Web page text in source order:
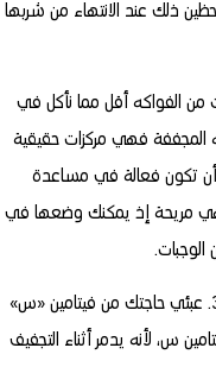
ذلك عند الانتهاء من شربها
من الفواكه أقل مما نأكل في
المجففة فهي مركزات حقيقية
أن تكون فعالة في مساعدة
فهي مريحة إذ يمكنك وضعها في
تذكري أن المكسرات هي مصدر ممتاز للأوميغا 3. عبئي حاجتك من فيتامين «س»
س، لأنه يدمر أثناء التجفيف